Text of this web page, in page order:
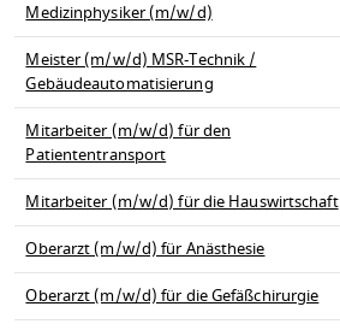
Medizinphysiker (m/w/d)
Meister (m/w/d) MSR-Technik /
Gebäudeautomatisierung
Mitarbeiter (m/w/d) für den
Patiententransport
Mitarbeiter (m/w/d) für die Hauswirtschaft
Oberarzt (m/w/d) für Anästhesie
Oberarzt (m/w/d) für die Gefäßchirurgie